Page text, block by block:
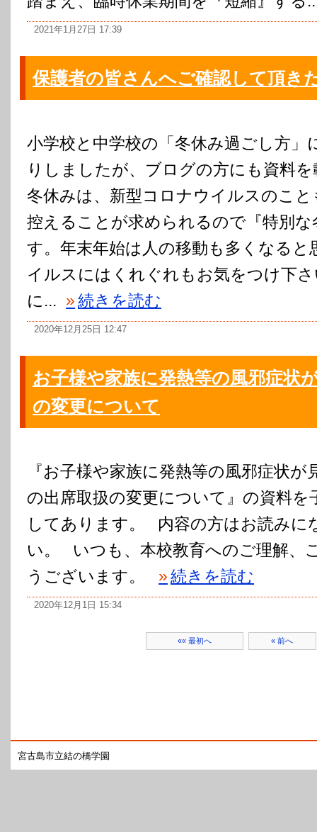
2021年1月27日 17:39
保護者の皆さんへご確認して頂き
小学校と中学校の「冬休み過ごし方」
りしましたが、ブログの方にも資料
冬休みは、新型コロナウイルスのこ
控えることが求められるので『特別
す。年末年始は人の移動も多くなる
イルスにはくれぐれもお気をつけ下
に... »続きを読む
2020年12月25日 12:47
お子様や家族に発熱等の風邪症状
の変更について
『お子様や家族に発熱等の風邪症状が
の出席取扱の変更について』の資料を
してあります。 内容の方はお読みに
い。 いつも、本校教育へのご理解、
うございます。
»続きを読む
2020年12月1日 15:34
«« 最初へ « 前へ
宮古島市立結の橋学園